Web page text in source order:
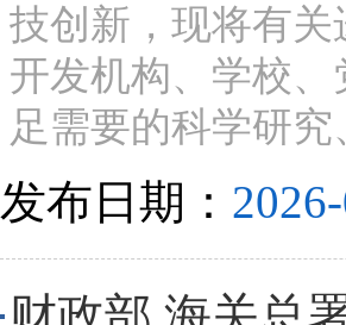
技创新，现将有
开发机构、学校
足需要的科学研
发布日期：